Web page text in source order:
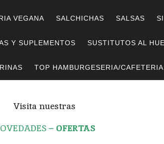
VEGANA SALCHICHAS SALSAS
Y SUPLEMENTOS SUSTITUTOS AL
TOP HAMBURGESERIA/CAFETERIA
Visita nuestras
– OFERTAS